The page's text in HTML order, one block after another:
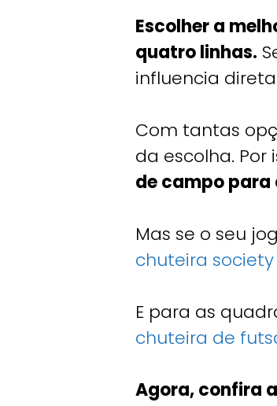
Escolher a
quatro linhas.
influencia
Com tantas
da escolha. Por
de campo para
Mas se o seu
chuteira society
E para as
chuteira de
Agora, confira